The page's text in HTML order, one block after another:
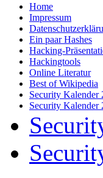
Home
Impressum
Ein paar Hashes
Hacking-
Hackingtools
Online Literatur
Best of Wikipedia
Security Kalender
Security Kalender